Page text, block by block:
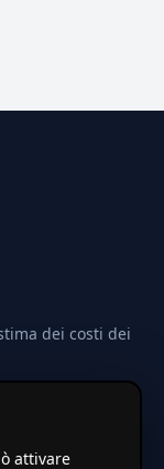
dei costi dei
attivare